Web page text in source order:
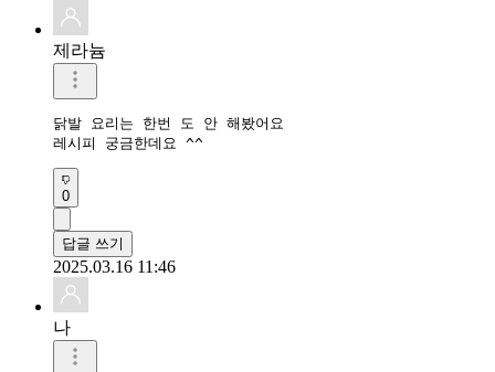
제라늄
닭발 요리는 한번 도 안 해봤어요
레시피 궁금한데요 ^^
0
답글 쓰기
2025.03.16 11:46
나